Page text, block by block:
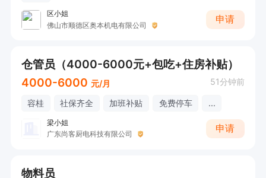
区小姐
佛山市顺德区奥本机电有限公司
申请
仓管员（4000-6000元+包吃+住房补贴）
4000-6000 元/月 51分钟前
容桂 社保齐全 加班补贴 免费停车 ...
梁小姐
广东尚客厨电科技有限公司
申请
物料员